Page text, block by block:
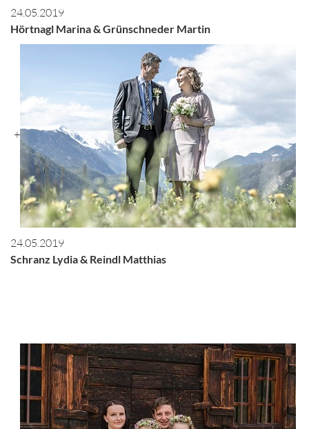
24.05.2019
Hörtnagl Marina & Grünschneder Martin
+
24.05.2019
Schranz Lydia & Reindl Matthias